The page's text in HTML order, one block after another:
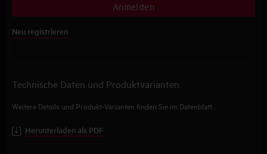
Anmelden
Neu registrieren
Technische Daten und Produktvarianten
Weitere Details und Produkt-Varianten finden Sie im Datenblatt.
Herunterladen als PDF